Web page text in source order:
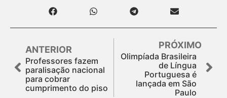
ANTERIOR
Professores fazem
paralisação nacional
para cobrar
cumprimento do piso
PRÓXIMO
Olimpíada Brasileira
de Língua
Portuguesa é
lançada em São
Paulo